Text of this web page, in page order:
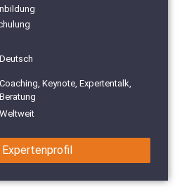
Deutsch
Coaching, Keynote, Expertentalk,
Beratung
Weltweit
Expertenprofil